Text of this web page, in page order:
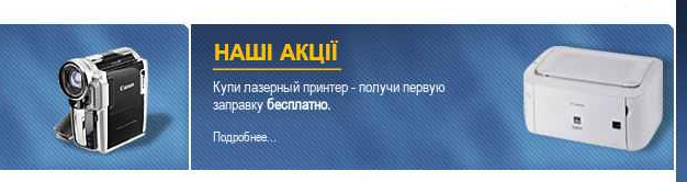
Купи лазерный принтер - получи первую
заправкубесплатно.
Подробнее...